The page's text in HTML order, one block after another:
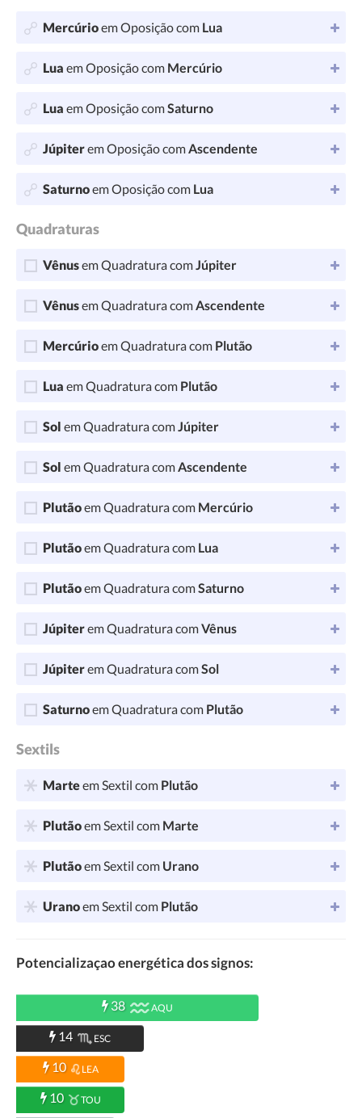
Mercúrioem Oposição com Lua
Lua em Oposição com Mercúrio
Lua em Oposição comSaturno
Júpiterem Oposição comAscendente
Saturnoem Oposição com Lua
Quadraturas
Vênusem Quadratura comJúpiter
Vênusem Quadratura comAscendente
Mercúrioem Quadratura com Plutão
Lua em Quadratura com Plutão
Sol em Quadratura comJúpiter
Sol em Quadratura comAscendente
Plutãoem Quadratura com Mercúrio
Plutãoem Quadratura com Lua
Plutãoem Quadratura comSaturno
Júpiterem Quadratura comVênus
Júpiterem Quadratura comSol
Saturnoem Quadratura com Plutão
Sextils
Marteem Sextil com Plutão
Plutãoem Sextil com Marte
Plutãoem Sextil com Urano
Uranoem Sextil com Plutão
Potencializaçao energética dos signos:
38 AQU
14 ESC
10 LEA
10 TOU